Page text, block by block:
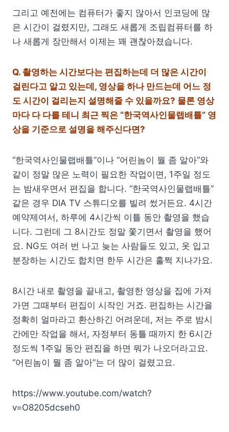
그리고 예전에는 컴퓨터가 좋지 않아서 인코딩에 많
은 시간이 걸렸지만, 그래도 새롭게 조립컴퓨터를 하
나 새롭게 장만해서 이제는 꽤 괜찮아졌습니다.
Q. 촬영하는 시간보다는 편집하는데 더 많은 시간이
걸린다고 알고 있는데, 영상을 하나 만드는데 어느 정
도 시간이 걸리는지 설명해줄 수 있을까요? 물론 영상
마다 다 다를 테니 최근 찍은 “한국역사인물랩배틀” 영
상을 기준으로 설명을 해주신다면?
“한국역사인물랩배틀”이나 “어린놈이 뭘 좀 알아”와
같이 정말 많은 노력이 필요한 작업이면, 1주일 정도
는 밤새우면서 편집을 합니다. “한국역사인물랩배틀”
같은 경우 DIA TV 스튜디오를 빌려 썼거든요. 4시간
예약제여서, 하루에 4시간씩 이틀 동안 촬영을 했습
니다. 그런데 그 8시간도 정말 쫓기면서 촬영을 했어
요. NG도 여러 번 나고 늦는 사람들도 있고, 옷 입고
분장하는 시간도 합치면 한두 시간은 훌쩍 지나가요.
8시간 내로 촬영을 끝내고, 촬영한 영상을 집에 가져
가면 그때부터 편집이 시작인 거죠. 편집하는 시간을
정확히 얼마라고 환산하긴 어려운데, 저는 주로 밤시
간에만 작업을 해서, 자정부터 동틀 때까지 한 6시간
정도씩 1주일 동안 편집을 하면 뭐가 나오더라고요.
“어린놈이 뭘 좀 알아”는 더 많이 걸렸고요.
https://www.youtube.com/watch?
v=O8205dcseh0